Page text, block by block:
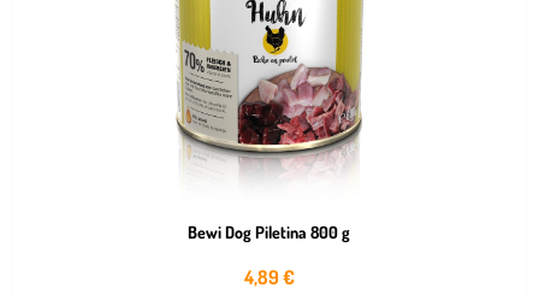
Bewi Dog Piletina 800 g
4,89€